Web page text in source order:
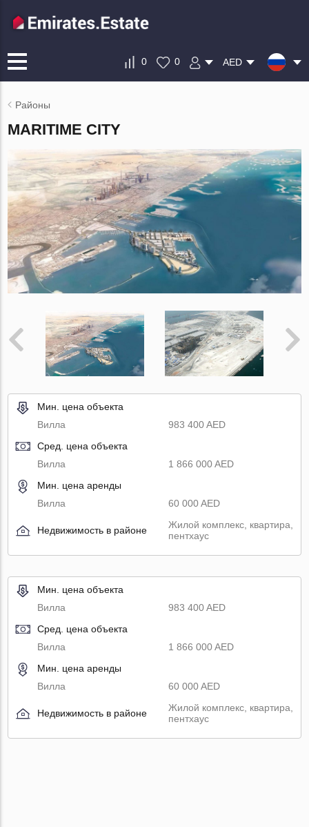
0 0 AED
Районы
MARITIME CITY
Мин. цена объекта
Вилла
983 400 AED
Сред. цена объекта
Вилла
1 866 000 AED
Мин. цена аренды
Вилла
60 000 AED
Недвижимость в районе
Жилой комплекс, квартира,
пентхаус
Мин. цена объекта
Вилла
983 400 AED
Сред. цена объекта
Вилла
1 866 000 AED
Мин. цена аренды
Вилла
60 000 AED
Недвижимость в районе
Жилой комплекс, квартира,
пентхаус